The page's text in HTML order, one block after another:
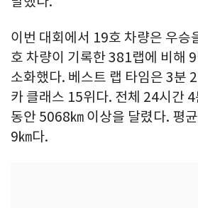
이번 대회에서 19호 차량은 우승
호 차량이 기록한 381랩에 비해
소화했다. 베스트 랩 타임은 3분
카 클래스 15위다. 전체 24시간
동안 5068㎞ 이상을 달렸다. 평
9㎞다.